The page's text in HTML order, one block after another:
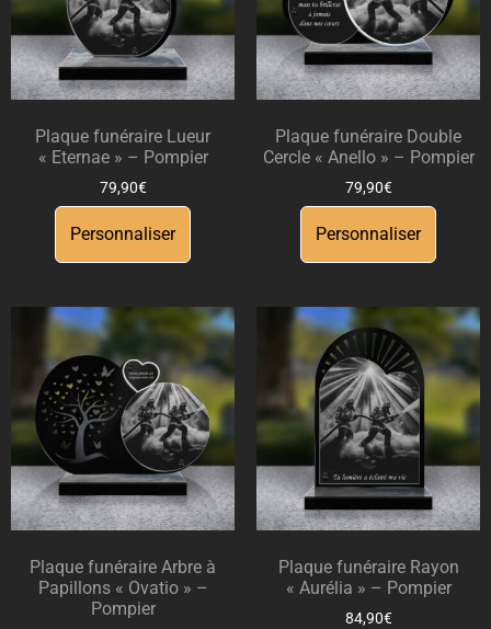
Plaque funéraire Lueur
« Eternae » – Pompier
79,90€
Personnaliser
Plaque funéraire Double
Cercle « Anello » – Pompier
79,90€
Personnaliser
Plaque funéraire Arbre à
Papillons « Ovatio » –
Pompier
Plaque funéraire Rayon
« Aurélia » – Pompier
84,90€